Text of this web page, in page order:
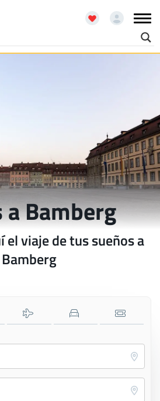
a Bamberg
el viaje de tus sueños a
Bamberg